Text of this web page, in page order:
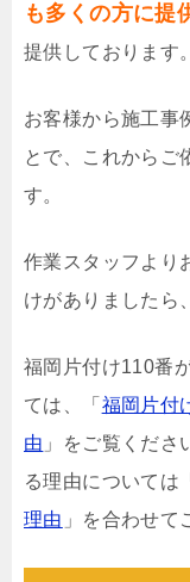
も多くの方に提
提供しております。
お客様から施工事
とで、これからご
す。
作業スタッフより
けがありましたら
福岡片付け110番
ては、「 福岡片付
由 」をご覧くだ
る理由については「
理由 」を合わせて